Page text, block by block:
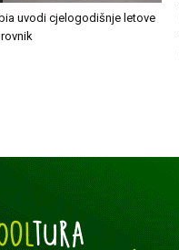
uvodi cjelogodišnje letove